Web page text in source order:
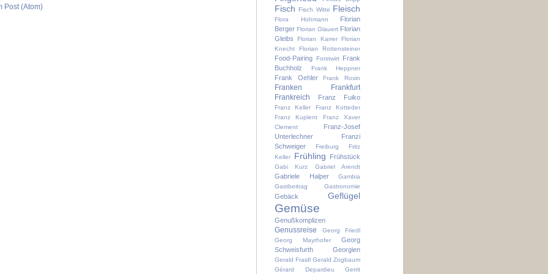
Post (Atom) Fisch Fisch Witte Fleisch
Flora Hohmann
Florian
Berger Florian Glauert Florian
Gleibs
Florian Karrer
Florian
Knecht
Florian Rottensteiner
Food-Pairing Forstwirt Frank
Buchholz
Frank Heppner
Frank Oehler Frank Rosin
Franken
Frankfurt
Frankreich
Franz Fuiko
Franz Keller
Franz Kotteder
Franz Kuplent
Franz Xaver
Clement
Franz-Josef
Unterlechner
Franzi
Schweiger
Freiburg
Fritz
Keller
Frühling Frühstück
Gabi Kurz Gabriel Arendt
Gabriele Halper
Gambia
Gastbeitrag
Gastronomie
Gebäck Geflügel
Gemüse
Genußkomplizen
Genussreise
Georg Friedl
Georg Mayrhofer
Georg
Schweisfurth
Georgien
Gerald Fraidl Gerald Zogbaum
Gérard Depardieu
Gerrit